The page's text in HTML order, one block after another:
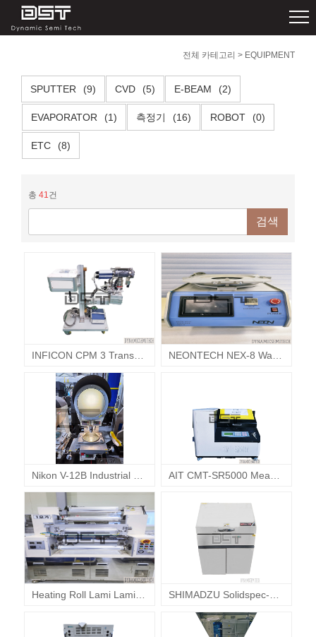
전체 카테고리 > EQUIPMENT
SPUTTER (9) CVD (5) E-BEAM (2)
EVAPORATOR (1) 측정기 (16) ROBOT (0)
ETC (8)
총 41건
검색
INFICON CPM 3 Transpector 잔류가스분석기
Heating Roll Lami Laminating Lamination 히팅 롤 라미 라미네이팅 라미네이션 합지기 SHIMADZU Solidspec-3700 UV-VIS-NIR Spectro Photo Meter 시마즈 분광광도계 분광계